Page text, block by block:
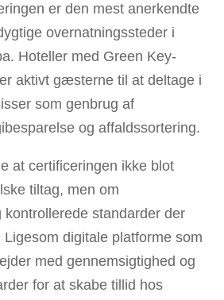
er den mest anerkendte
overnatningssteder i
Hoteller med Green Key-
aktivt gæsterne til at deltage i
som genbrug af
og affaldssortering.
at certificeringen ikke blot
tiltag, men om
kontrollerede standarder der
digitale platforme som
med gennemsigtighed og
for at skabe tillid hos